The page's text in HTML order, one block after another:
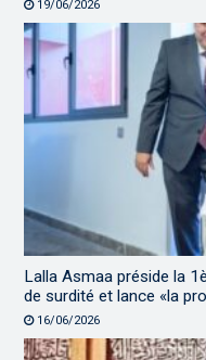
19/06/2026
Lalla Asmaa préside la
de surdité et lance «la
16/06/2026